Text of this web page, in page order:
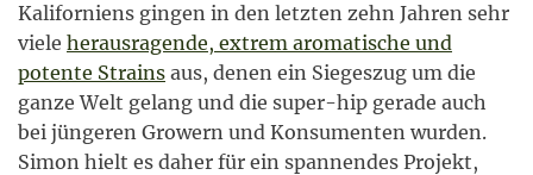
Kaliforniens gingen in den letzten zehn Jahren sehr
viele herausragende, extrem aromatische und
potente Strains aus, denen ein Siegeszug um die
ganze Welt gelang und die super-hip gerade auch
bei jüngeren Growern und Konsumenten wurden.
Simon hielt es daher für ein spannendes Projekt,